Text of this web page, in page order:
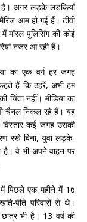
है। अगर लड़के-लड़कियाँ
आम हो गई हैं। टीवी
पुलिसिंग की कोई
नजर आ रही हैं।
का एक वर्ग हर जगह
हैं कि ठहरें, अभी हम
नहीं। मीडिया का
चैनल निकल रहे हैं। यह
कई जगह उसकी
रखे बिना, युवा लड़के-
है। वे भी अपने वाहन पर
में पिछले एक महीने में 16
पीते परिवारों से थे।
भी है। 13 वर्ष की